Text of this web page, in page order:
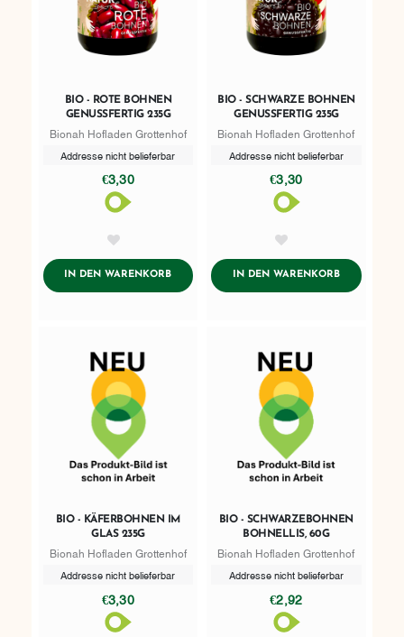
BIO - ROTE BOHNEN
GENUSSFERTIG 235G
Bionah Hofladen Grottenhof
Addresse nicht belieferbar
€3,30
IN DEN WARENKORBADDTOCART
BIO - SCHWARZE BOHNEN
GENUSSFERTIG 235G
Bionah Hofladen Grottenhof
Addresse nicht belieferbar
€3,30
IN DEN WARENKORBADDTOCART
BIO - KÄFERBOHNEN IM
GLAS 235G
Bionah Hofladen Grottenhof
Addresse nicht belieferbar
€3,30
BIO - SCHWARZEBOHNEN
BOHNELLIS, 60G
Bionah Hofladen Grottenhof
Addresse nicht belieferbar
€2,92